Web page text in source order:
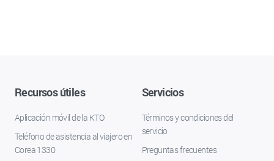
Recursos útiles
Aplicación móvil de la KTO
Teléfono de asistencia al viajero en
Corea 1330
Servicios
Términos y condiciones del
servicio
Preguntas frecuentes